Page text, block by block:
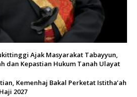
Ajak Masyarakat Tabayyun,
dan Kepastian Hukum Tanah Ulayat
Kemenhaj Bakal Perketat Istitha’ah
2027